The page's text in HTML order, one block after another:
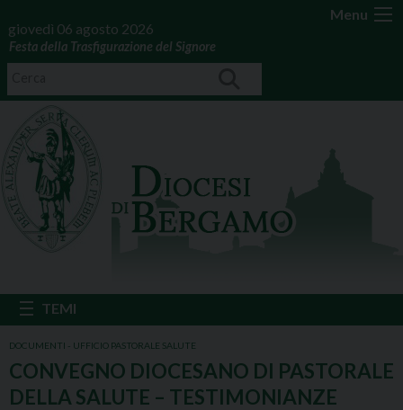
Menu
giovedì 06 agosto 2026
Festa della Trasfigurazione del Signore
DOCUMENTI - UFFICIO PASTORALE SALUTE
CONVEGNO DIOCESANO DI PASTORALE
DELLA SALUTE – TESTIMONIANZE